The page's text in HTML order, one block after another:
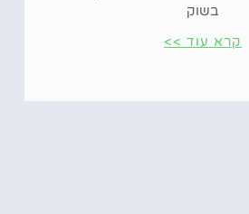
בשוק
קרא עוד >>